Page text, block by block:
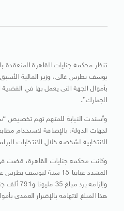
تنظر محكمة جنايات القاهرة المنعقدة
يوسف بطرس غالى، وزير المالية
بأموال الجهة التى يعمل بها في القضية
الجمارك”.
وأسندت النيابة للمتهم تهم تخصيص
لجهات الدولة، بالإضافة لاستخدام
الانتخابية لشخصه خلال الانتخابات
وكانت محكمة جنايات القاهرة، قضت
المشدد غيابيا 15 سنة
وإلزامه
هذا المبلغ لاتهامه بالإضرار العمدى